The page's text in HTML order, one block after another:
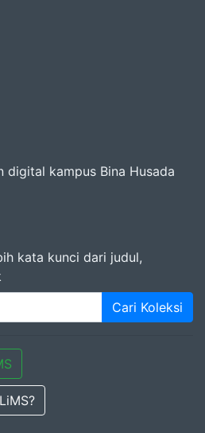
digital kampus Bina Husada
kata kunci dari judul,
Cari Koleksi